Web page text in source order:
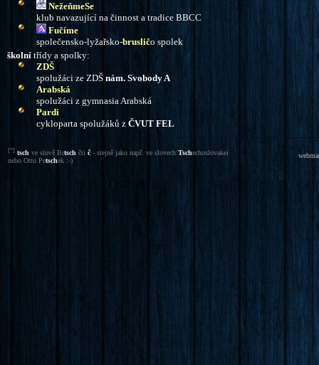
NežeňmeSe
klub navazující na činnost a tradice BBCC
Fučíme
společensko-lyžařsko-brusličo spolek
školní třídy a spolky:
ZDŠ
spolužáci ze ZDŠ nám. Svobody A
Arabská
spolužáci z gymnasia Arabská
Pardi
cykloparta spolužáků z ČVUT FEL
[*] tsch ve slově Brtsch čti č - stejně jako např. ve slovech Tschechoslovakei
nebo Otto Petschek :-)